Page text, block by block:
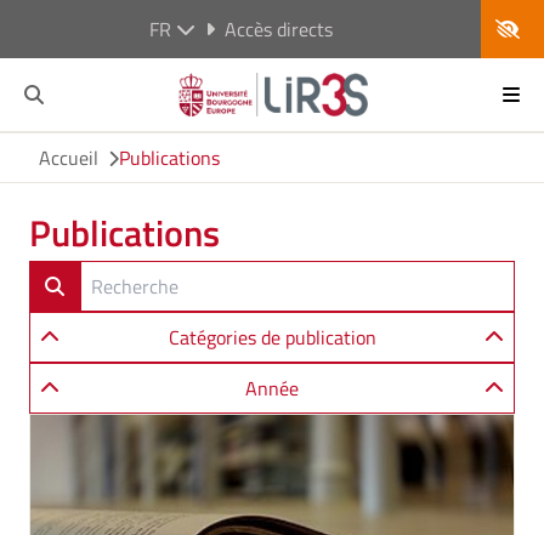
FR Accès directs
Accueil Publications
Publications
Catégories de publication
Année